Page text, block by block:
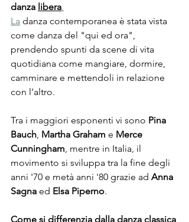
danza libera.
La danza contemporanea è stata vista
come danza del "qui ed ora",
prendendo spunti da scene di vita
quotidiana come mangiare, dormire,
camminare e mettendoli in relazione
con l’altro.
Tra i maggiori esponenti vi sono Pina
Bauch Martha Graham e Merce
Cunningham , mentre in Italia, il
movimento si sviluppa tra la fine degli
anni '70 e metà anni '80 grazie ad Anna
Sagna ed Elsa Piperno.
Come si differenzia dalla danza classica